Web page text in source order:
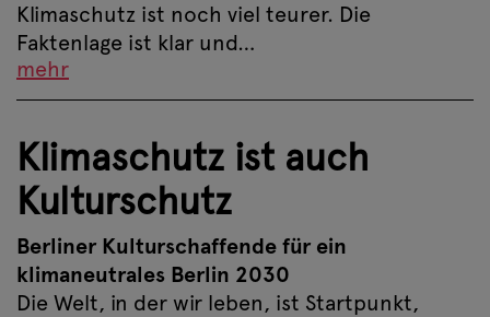
Klimaschutz ist noch viel teurer. Die
Faktenlage ist klar und…
mehr
Klimaschutz ist auch
Kulturschutz
Berliner Kulturschaffende für ein
klimaneutrales Berlin 2030
Die Welt, in der wir leben, ist Startpunkt,